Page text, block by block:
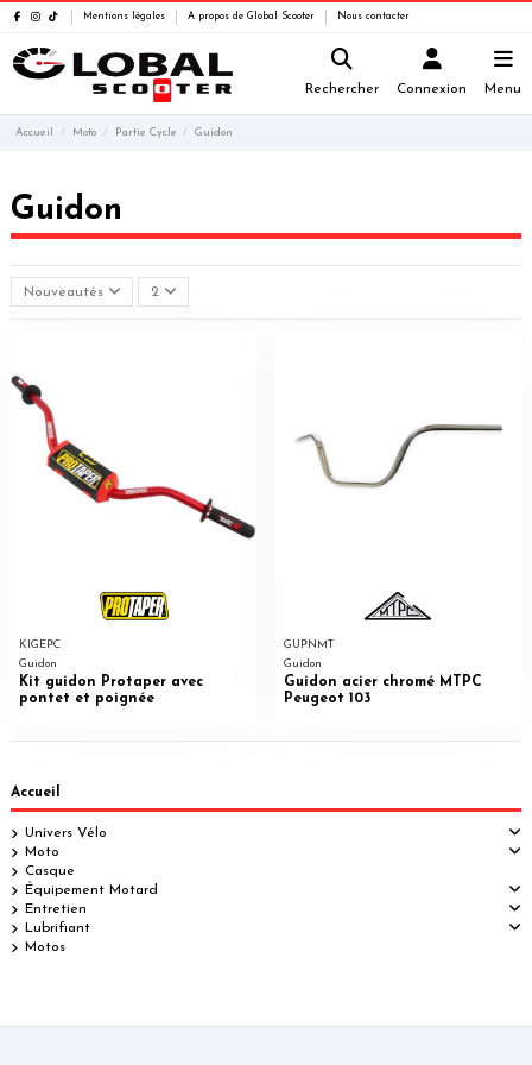
Mentions légales A propos de Global Scooter Nous contacter
Rechercher Connexion Menu
Accueil Moto Partie Cycle Guidon
Guidon
Nouveautés 2
KIGEPC
Guidon
Kit guidon Protaper avec
pontet et poignée
GUPNMT
Guidon
Guidon acier chromé MTPC
Peugeot 103
Accueil
Univers Vélo
Moto
Casque
Équipement Motard
Entretien
Lubrifiant
Motos